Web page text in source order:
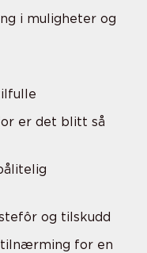
i muligheter og
er det blitt så
og tilskudd
tilnærming for en